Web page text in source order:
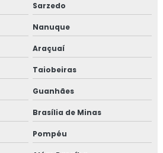
incêndio
cabos elétricos
Sarzedo
Nanuque
Araçuaí
Taiobeiras
Guanhães
Brasília de Minas
Pompéu